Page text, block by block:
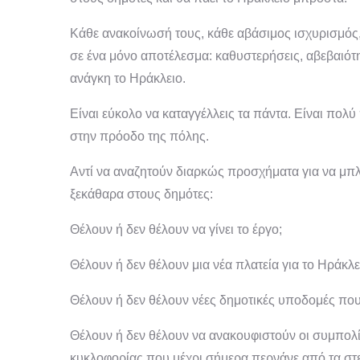
Κάθε ανακοίνωσή τους, κάθε αβάσιμος
σε ένα μόνο αποτέλεσμα: καθυστερήσεις,
ανάγκη το Ηράκλειο.
Είναι εύκολο να καταγγέλλεις τα πάντα. Είναι
στην πρόοδο της πόλης.
Αντί να αναζητούν διαρκώς προσχήματα για να
ξεκάθαρα στους δημότες:
Θέλουν ή δεν θέλουν να γίνει το έργο;
Θέλουν ή δεν θέλουν μια νέα πλατεία για το
Θέλουν ή δεν θέλουν νέες δημοτικές υποδομές
Θέλουν ή δεν θέλουν να ανακουφιστούν οι